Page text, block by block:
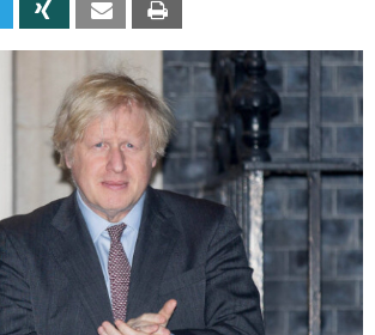
Linkedin Xing Email